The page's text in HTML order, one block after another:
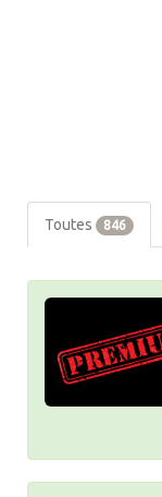
Toutes 846